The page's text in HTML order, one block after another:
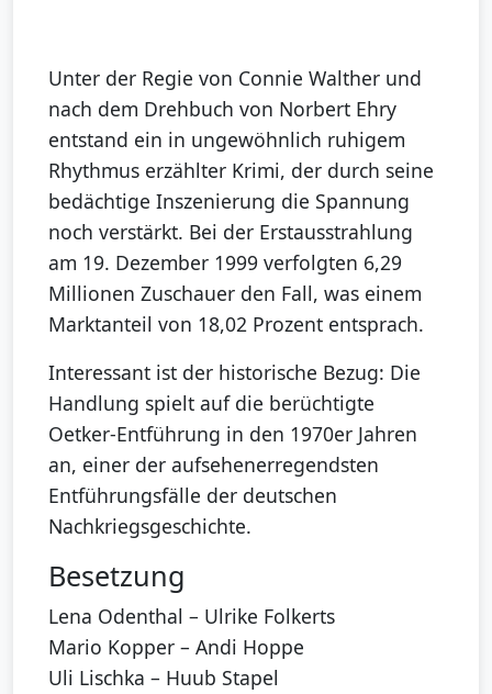
Unter der Regie von Connie Walther und
nach dem Drehbuch von Norbert Ehry
entstand ein in ungewöhnlich ruhigem
Rhythmus erzählter Krimi, der durch seine
bedächtige Inszenierung die Spannung
noch verstärkt. Bei der Erstausstrahlung
am 19. Dezember 1999 verfolgten 6,29
Millionen Zuschauer den Fall, was einem
Marktanteil von 18,02 Prozent entsprach.
Interessant ist der historische Bezug: Die
Handlung spielt auf die berüchtigte
Oetker-Entführung in den 1970er Jahren
an, einer der aufsehenerregendsten
Entführungsfälle der deutschen
Nachkriegsgeschichte.
Besetzung
Lena Odenthal – Ulrike Folkerts
Mario Kopper – Andi Hoppe
Uli Lischka – Huub Stapel